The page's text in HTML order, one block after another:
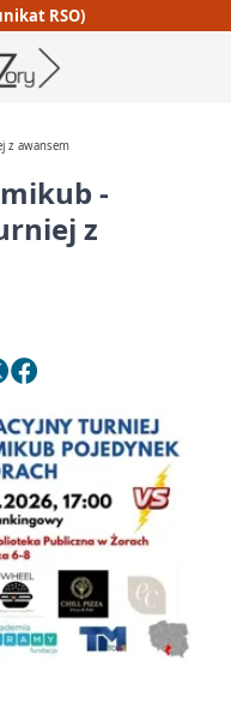
RSO)
z awansem
-
z